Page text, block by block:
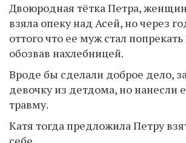
Двоюродная тётка Петра,
взяла опеку над Асей, но через
оттого что ее муж стал
обозвав нахлебницей.
Вроде бы сделали доброе дело,
девочку из детдома, но нанесли
травму.
Катя тогда предложила Петру